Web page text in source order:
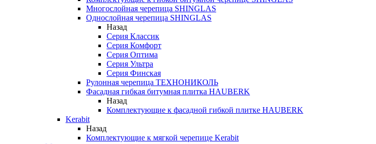
Многослойная черепица SHINGLAS
Однослойная черепица SHINGLAS
Назад
Серия Классик
Серия Комфорт
Серия Оптима
Серия Ультра
Серия Финская
Рулонная черепица ТЕХНОНИКОЛЬ
Фасадная гибкая битумная плитка HAUBERK
Назад
Комплектующие к фасадной гибкой плитке HAUBERK
Kerabit
Назад
Комплектующие к мягкой черепице Kerabit